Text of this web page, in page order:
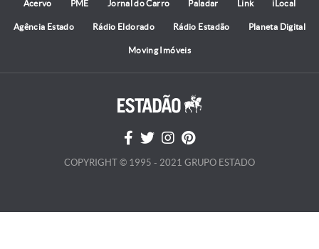
Acervo PME Jornal do Carro Paladar Link iLocal
Agência Estado Rádio Eldorado Rádio Estadão Planeta Digital
Moving Imóveis
COPYRIGHT © 1995 - 2021 GRUPO ESTADO